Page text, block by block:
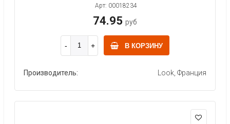
Арт: 00018234
74.95 руб
В КОРЗИНУ
Производитель: Look, Франция